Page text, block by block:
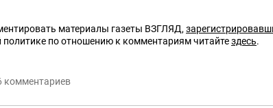
материалы газеты ВЗГЛЯД,
политике по отношению к комментариям читайтездесь.
комментариев